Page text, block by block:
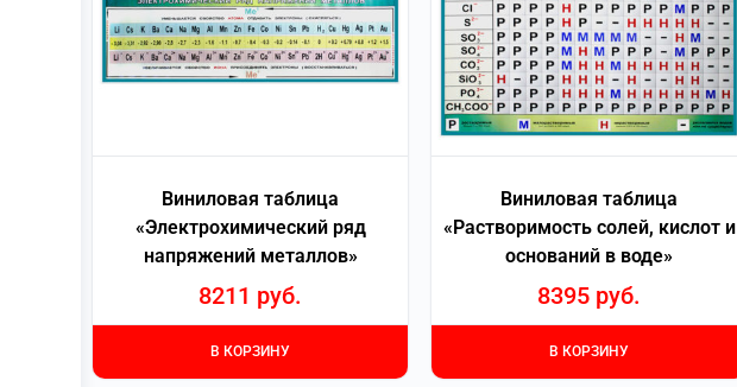
Виниловая таблица
«Электрохимический ряд
напряжений металлов»
8211 руб.
В КОРЗИНУ
Виниловая таблица
«Растворимость солей, кислот и
оснований в воде»
8395 руб.
В КОРЗИНУ